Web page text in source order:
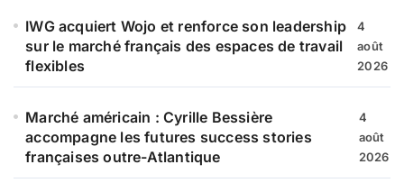
IWG acquiert Wojo et renforce son leadership
sur le marché français des espaces de travail
flexibles
4
août
2026
Marché américain : Cyrille Bessière
accompagne les futures success stories
françaises outre-Atlantique
4
août
2026